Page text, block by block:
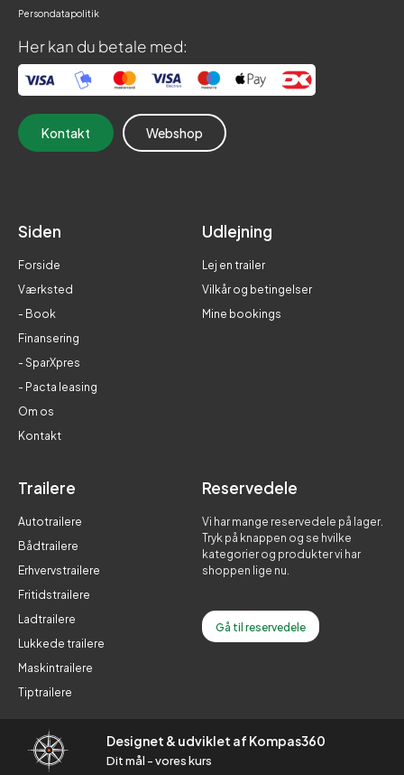
Persondatapolitik
Her kan du betale med:
Kontakt Webshop
Siden
Forside
Værksted
- Book
Finansering
- SparXpres
- Pacta leasing
Om os
Kontakt
Udlejning
Lej en trailer
Vilkår og betingelser
Mine bookings
Trailere
Autotrailere
Bådtrailere
Erhvervstrailere
Fritidstrailere
Ladtrailere
Lukkede trailere
Maskintrailere
Tiptrailere
Reservedele
Vi har mange reservedele på lager.
Tryk på knappen og se hvilke
kategorier og produkter vi har
shoppen lige nu.
Gå til reservedele
Designet & udviklet af Kompas360
Dit mål - vores kurs